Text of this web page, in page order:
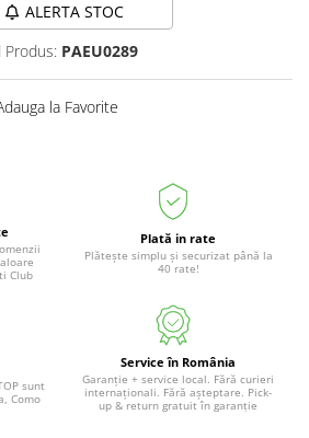
ALERTA STOC
Produs: PAEU0289
la Favorite
Club
Plată in rate
Plătește simplu și securizat până la
40 rate!
sunt
Como
Service în România
Garanție + service local. Fără curieri
internaționali. Fără așteptare. Pick-
up & return gratuit în garanție